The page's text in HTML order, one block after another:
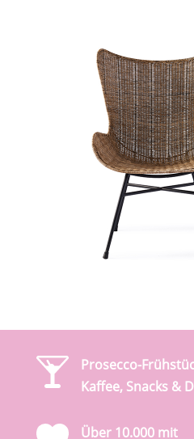
Prosecco-
Kaffee, Snacks &
Über 10.000 mit